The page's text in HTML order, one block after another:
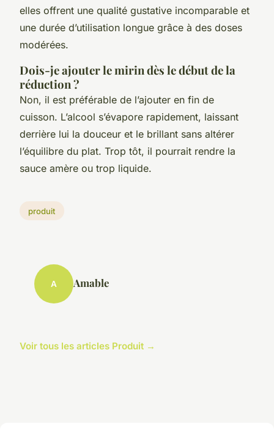
elles offrent une qualité gustative incomparable et
une durée d’utilisation longue grâce à des doses
modérées.
Dois-je ajouter le mirin dès le début de la
réduction ?
Non, il est préférable de l’ajouter en fin de
cuisson. L’alcool s’évapore rapidement, laissant
derrière lui la douceur et le brillant sans altérer
l’équilibre du plat. Trop tôt, il pourrait rendre la
sauce amère ou trop liquide.
produit
A Amable
Voir tous les articles Produit →